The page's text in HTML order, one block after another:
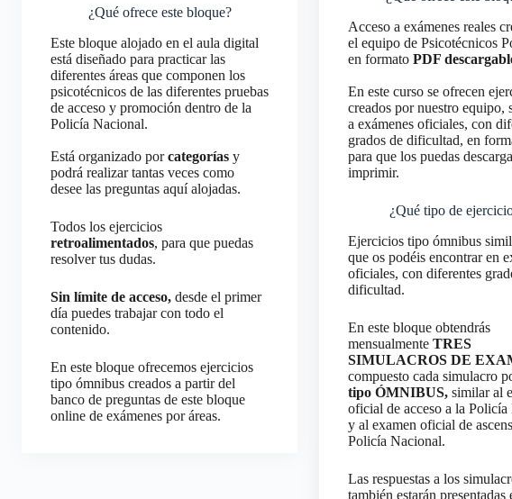
¿Qué ofrece este bloque?
Este bloque alojado en el aula digital
está diseñado para practicar las
diferentes áreas que componen los
psicotécnicos de las diferentes pruebas
de acceso y promoción dentro de la
Policía Nacional.
Está organizado porcategorías y
podrá realizar tantas veces como
desee las preguntas aquí alojadas.
Todos los ejercicios
retroalimentados, para que puedas
resolver tus dudas.
Sin límite de acceso, desde el primer
día puedes trabajar con todo el
contenido.
En este bloque ofrecemos ejercicios
tipo ómnibus creados a partir del
banco de preguntas de este bloque
online de exámenes por áreas.
Acceso a exámenes reales
el equipo de Psicotécnicos
en formato PDF
En este curso se ofrecen
creados por nuestro equipo,
a exámenes oficiales, con
grados de dificultad, en
para que los puedas
imprimir.
¿Qué tipo de
Ejercicios tipo ómnibus
que os podéis encontrar en
oficiales, con diferentes
dificultad.
En este bloque obtendrás
mensualmente TRES
SIMULACROS DE
compuesto cada simulacro
tipo ÓMNIBUS, similar al
oficial de acceso a la Policía
y al examen oficial de
Policía Nacional.
Las respuestas a los
también estarán presentadas